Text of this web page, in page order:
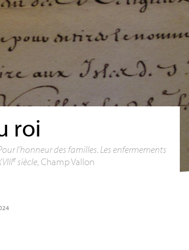
roi
l’honneur des familles. Les enfermements
esiècle, Champ Vallon